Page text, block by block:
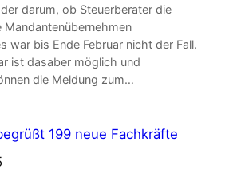
darum, ob Steuerberater die
Mandantenübernehmen
war bis Ende Februar nicht der Fall.
ist dasaber möglich und
die Meldung zum…